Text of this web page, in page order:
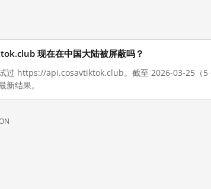
现在在中国大陆被屏蔽吗？
过 https://api.cosavtiktok.club。截至 2026-03-25（5
新结果。